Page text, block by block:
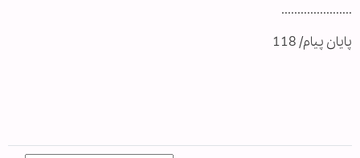
......................
پایان پیام/ 118